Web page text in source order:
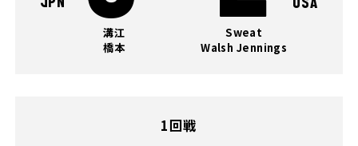
溝江
橋本
Sweat
Walsh Jennings
1回戦